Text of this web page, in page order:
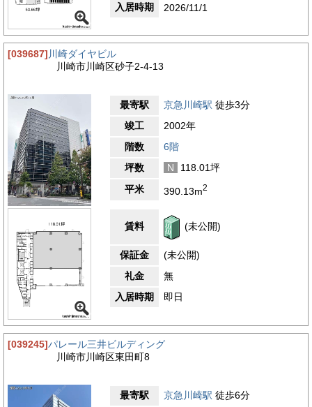
入居時期
2026/11/1
[039687]川崎ダイヤビル
川崎市川崎区砂子2-4-13
最寄駅 京急川崎駅 徒歩3分
竣工
2002年
階数
6階
坪数
N
118.01坪
平米
390.13m2
賃料 (未公開)
保証金
(未公開)
礼金
無
入居時期
即日
[039245]パレール三井ビルディング
川崎市川崎区東田町8
最寄駅 京急川崎駅 徒歩6分